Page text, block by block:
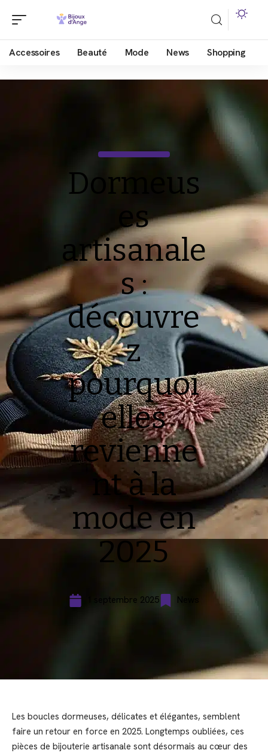
Accessoires Beauté Mode News Shopping
Dormeus
es
artisanale
s :
découvre
z
pourquoi
elles
revienne
nt à la
mode en
2025
1 septembre 2025 News
Les boucles dormeuses, délicates et élégantes, semblent
faire un retour en force en 2025. Longtemps oubliées, ces
pièces de bijouterie artisanale sont désormais au cœur des